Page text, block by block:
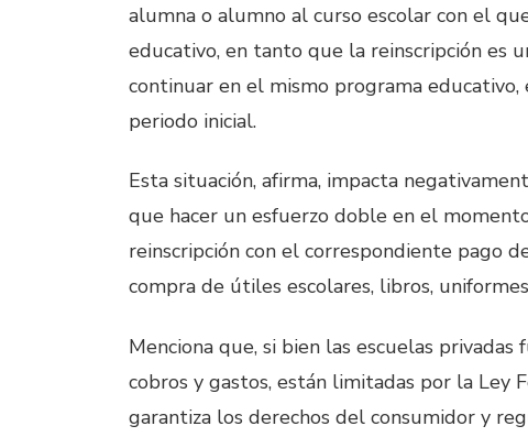
alumna o alumno al curso escolar con el
educativo, en tanto que la reinscripción es
continuar en el mismo programa
periodo inicial.
Esta situación, afirma, impacta
que hacer un esfuerzo doble en el
reinscripción con el correspondiente pago
compra de útiles escolares, libros,
Menciona que, si bien las escuelas
cobros y gastos, están limitadas por la Ley
garantiza los derechos del consumidor y